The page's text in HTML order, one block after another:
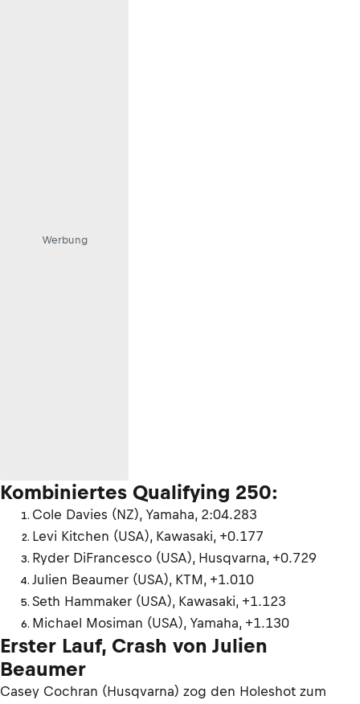
Werbung
Kombiniertes Qualifying 250:
Cole Davies (NZ), Yamaha, 2:04.283
Levi Kitchen (USA), Kawasaki, +0.177
Ryder DiFrancesco (USA), Husqvarna, +0.729
Julien Beaumer (USA), KTM, +1.010
Seth Hammaker (USA), Kawasaki, +1.123
Michael Mosiman (USA), Yamaha, +1.130
Erster Lauf, Crash von Julien
Beaumer
Casey Cochran (Husqvarna) zog den Holeshot zum